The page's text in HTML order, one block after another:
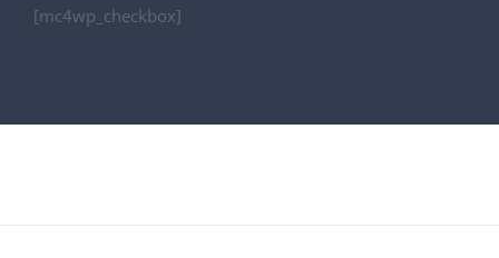
[mc4wp_checkbox]